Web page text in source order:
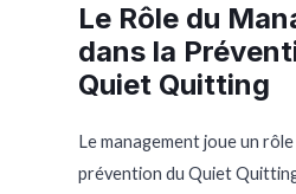
Le Rôle du
dans la
Quiet Quitting
Le management joue un
prévention du Quiet